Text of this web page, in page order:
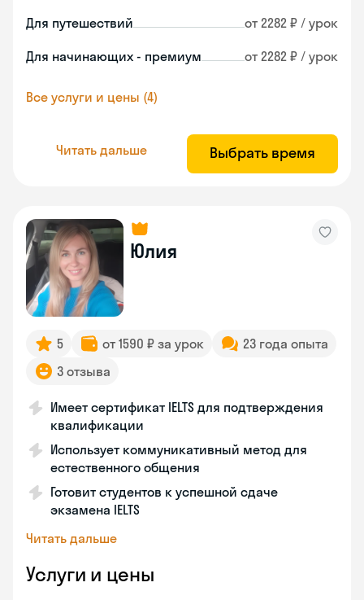
Для путешествий от 2282 ₽ / урок
Для начинающих - премиум от 2282 ₽ / урок
Все услуги и цены (4)
Читать дальше Выбрать время
Юлия
5 от 1590 ₽ за урок
23 года опыта
3 отзыва
Имеет сертификат IELTS для подтверждения
квалификации
Использует коммуникативный метод для
естественного общения
Готовит студентов к успешной сдаче
экзамена IELTS
Читать дальше
Услуги и цены